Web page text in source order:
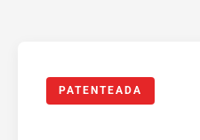
PATENTEADA